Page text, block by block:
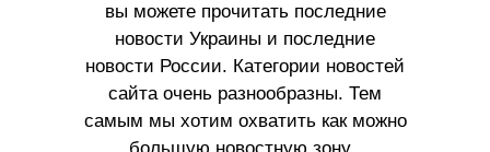
вы можете прочитать последние
новости Украины и последние
новости России. Категории новостей
сайта очень разнообразны. Тем
самым мы хотим охватить как можно